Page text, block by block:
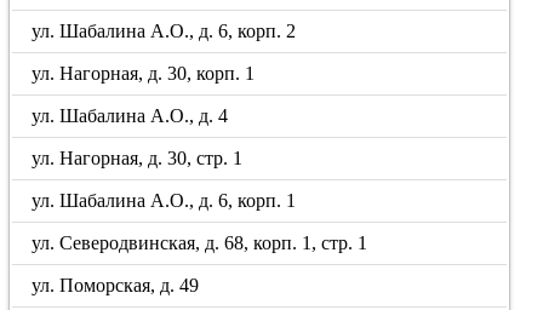
ул. Шабалина А.О., д. 6, корп. 2
ул. Нагорная, д. 30, корп. 1
ул. Шабалина А.О., д. 4
ул. Нагорная, д. 30, стр. 1
ул. Шабалина А.О., д. 6, корп. 1
ул. Северодвинская, д. 68, корп. 1, стр. 1
ул. Поморская, д. 49